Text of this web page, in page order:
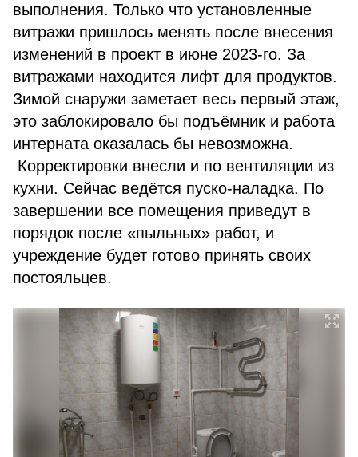
выполнения. Только что установленные
витражи пришлось менять после внесения
изменений в проект в июне 2023-го. За
витражами находится лифт для продуктов.
Зимой снаружи заметает весь первый этаж,
это заблокировало бы подъёмник и работа
интерната оказалась бы невозможна.
Корректировки внесли и по вентиляции из
кухни. Сейчас ведётся пуско-наладка. По
завершении все помещения приведут в
порядок после «пыльных» работ, и
учреждение будет готово принять своих
постояльцев.